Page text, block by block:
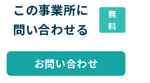
この事業所に
問い合わせる
無
料
お問い合わせ